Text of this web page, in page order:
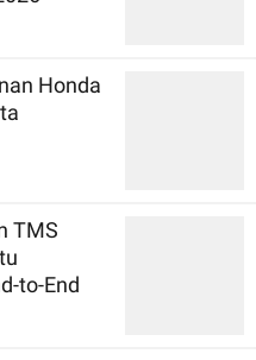
Honda
TMS
to-End